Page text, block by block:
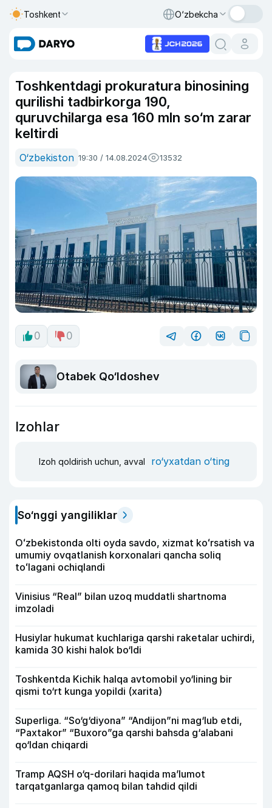
Toshkent O‘zbekcha
Toshkentdagi prokuratura binosining
qurilishi tadbirkorga 190,
quruvchilarga esa 160 mln so‘m zarar
keltirdi
O‘zbekiston 19:30 / 14.08.2024 13532
0 0
Otabek Qo‘ldoshev
Izohlar
Izoh qoldirish uchun, avval ro‘yxatdan o‘ting
So‘nggi yangiliklar
Oʻzbekistonda olti oyda savdo, xizmat koʻrsatish va
umumiy ovqatlanish korxonalari qancha soliq
toʻlagani ochiqlandi
Vinisius “Real” bilan uzoq muddatli shartnoma
imzoladi
Husiylar hukumat kuchlariga qarshi raketalar uchirdi,
kamida 30 kishi halok bo‘ldi
Toshkentda Kichik halqa avtomobil yo‘lining bir
qismi to‘rt kunga yopildi (xarita)
Superliga. “So‘g‘diyona” “Andijon”ni mag‘lub etdi,
“Paxtakor” “Buxoro”ga qarshi bahsda g‘alabani
qo‘ldan chiqardi
Tramp AQSH o‘q-dorilari haqida ma’lumot
tarqatganlarga qamoq bilan tahdid qildi